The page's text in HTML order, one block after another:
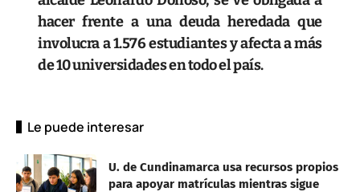
hacer frente a una deuda heredada que
involucra a 1.576 estudiantes y afecta a más
de 10 universidades en todo el país.
Le puede interesar
U. de Cundinamarca usa recursos propios
para apoyar matrículas mientras sigue